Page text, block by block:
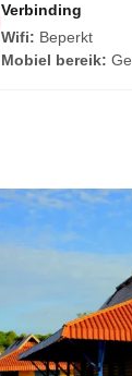
Verbinding
Wifi: Beperkt
Mobiel bereik: